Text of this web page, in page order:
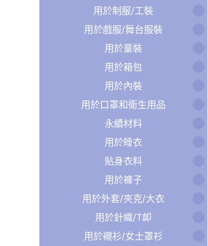
用於制服/工裝
用於戲服/舞台服裝
用於童裝
用於箱包
用於內裝
用於口罩和衛生用品
永續材料
用於睡衣
貼身衣料
用於褲子
用於外套/夾克/大衣
用於針織/T卹
用於襯衫/女士罩衫